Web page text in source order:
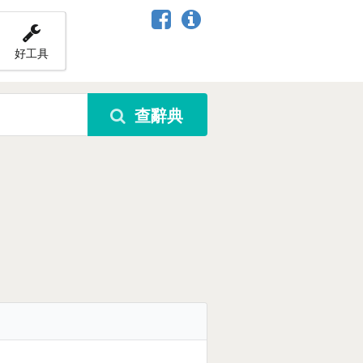
好工具
查辭典